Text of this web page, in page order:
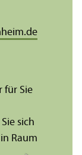
für Sie
sich
Raum